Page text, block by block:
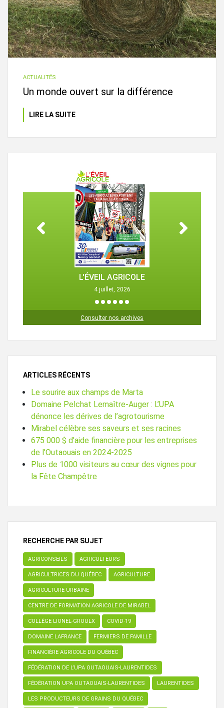
ACTUALITÉS
Un monde ouvert sur la différence
LIRE LA SUITE
L'ÉVEIL AGRICOLE
4 juillet, 2026
1 2 3 4 5
Consulter nos archives
ARTICLES RÉCENTS
Le sourire aux champs de Marta
Domaine Pelchat Lemaître-Auger : L’UPA
dénonce les dérives de l’agrotourisme
Mirabel célèbre ses saveurs et ses racines
675 000 $ d’aide financière pour les entreprises
de l’Outaouais en 2024-2025
Plus de 1000 visiteurs au cœur des vignes pour
la Fête Champêtre
RECHERCHE PAR SUJET
AGRICONSEILS AGRICULTEURS
AGRICULTRICES DU QUÉBEC AGRICULTURE
AGRICULTURE URBAINE
CENTRE DE FORMATION AGRICOLE DE MIRABEL
COLLÈGE LIONEL-GROULX COVID-19
DOMAINE LAFRANCE FERMIERS DE FAMILLE
FINANCIÈRE AGRICOLE DU QUÉBEC
FÉDÉRATION DE L’UPA OUTAOUAIS-LAURENTIDES
FÉDÉRATION UPA OUTAOUAIS-LAURENTIDES LAURENTIDES
LES PRODUCTEURS DE GRAINS DU QUÉBEC